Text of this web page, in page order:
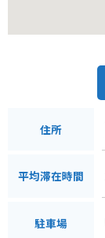
住所
平均滞在時間
駐車場